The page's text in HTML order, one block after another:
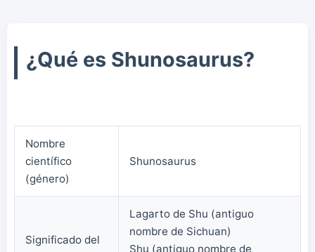
¿Qué es Shunosaurus?
Nombre
científico
(género)
Shunosaurus
Significado del
Lagarto de Shu (antiguo
nombre de Sichuan)
Shu (antiguo nombre de